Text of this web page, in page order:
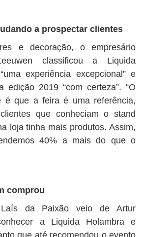
a prospectar clientes
e decoração, o empresário
classificou a Liquida
experiência excepcional” e
edição 2019 “com certeza”. “O
é que a feira é uma referência,
que conheciam o stand
loja tinha mais produtos. Assim,
40% a mais do que o
comprou
Laís da Paixão veio de Artur
a Liquida Holambra e
que até recomendou o evento